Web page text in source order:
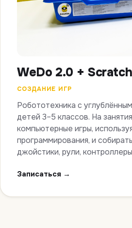
WeDo 2.0 + Scratch
СОЗДАНИЕ ИГР
Робототехника с
детей 3–5 классов. На
компьютерные игры,
программирования, и
джойстики, рули,
Записаться →